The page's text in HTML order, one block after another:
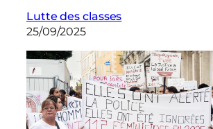
Lutte des classes
25/09/2025